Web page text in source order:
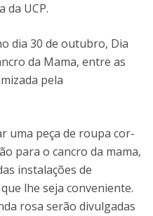
da UCP.
dia 30 de outubro, Dia
da Mama, entre as
pela
uma peça de roupa cor-
para o cancro da mama,
instalações de
lhe seja conveniente.
rosa serão divulgadas